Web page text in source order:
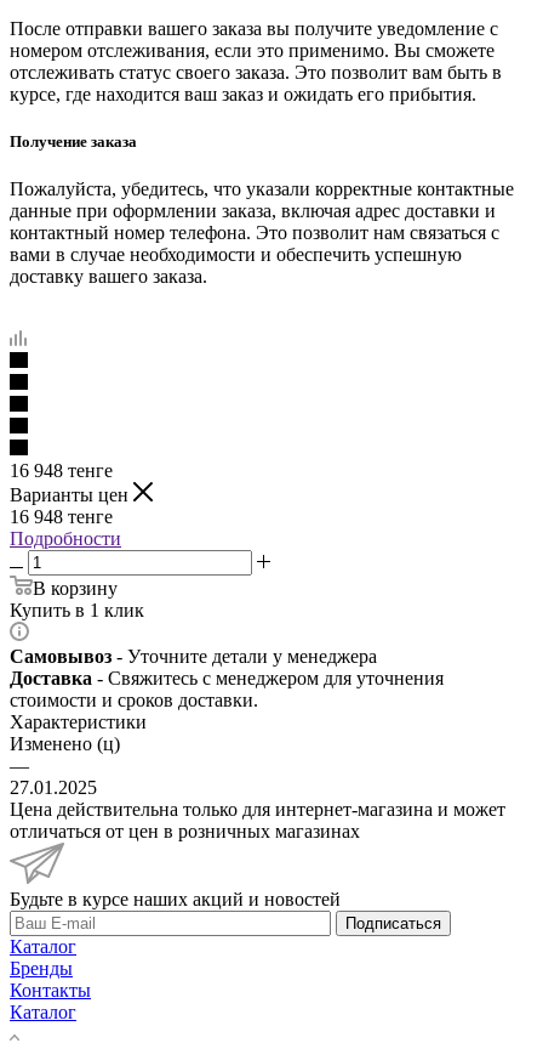
После отправки вашего заказа вы получите уведомление с
номером отслеживания, если это применимо. Вы сможете
отслеживать статус своего заказа. Это позволит вам быть в
курсе, где находится ваш заказ и ожидать его прибытия.
Получение заказа
Пожалуйста, убедитесь, что указали корректные контактные
данные при оформлении заказа, включая адрес доставки и
контактный номер телефона. Это позволит нам связаться с
вами в случае необходимости и обеспечить успешную
доставку вашего заказа.
16 948 тенге
Варианты цен
16 948 тенге
Подробности
В корзину
Купить в 1 клик
Самовывоз - Уточните детали у менеджера
Доставка - Свяжитесь с менеджером для уточнения
стоимости и сроков доставки.
Характеристики
Изменено (ц)
—
27.01.2025
Цена действительна только для интернет-магазина и может
отличаться от цен в розничных магазинах
Будьте в курсе наших акций и новостей
Подписаться
Каталог
Бренды
Контакты
Каталог